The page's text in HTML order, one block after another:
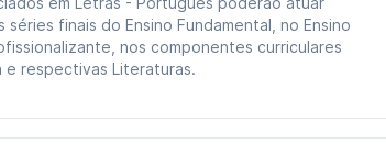
finais do Ensino Fundamental, no Ensino
nos componentes curriculares
e respectivas Literaturas.